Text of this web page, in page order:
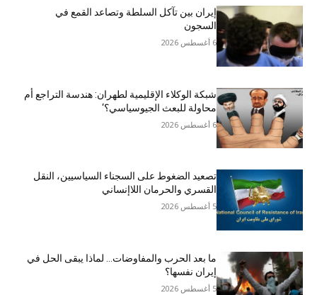
إيران بين تآكل السلطة وتصاعد القمع في
السجون
6 أغسطس 2026
شبكة الوكلاء الإقليمية لطهران: هندسة التراجع أم
محاولة للبعث الجيوسياسي؟‘
6 أغسطس 2026
تصعيد الضغوط على السجناء السياسيين، النقل
القسري والحرمان اللاإنساني
5 أغسطس 2026
ما بعد الحرب والمفاوضات… لماذا يبقى الحل في
إيران نفسها؟
5 أغسطس 2026